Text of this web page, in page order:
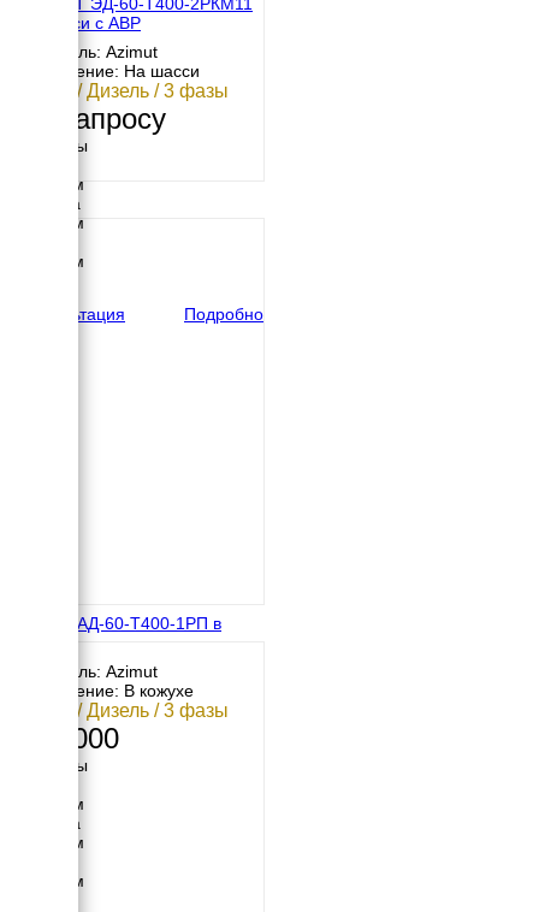
на шасси с АВР
Двигатель: Azimut
Исполнение: На шасси
60 кВт / Дизель / 3 фазы
По запросу
Размеры
4220 мм
Ширина
1940 мм
2745 мм
Консультация
Подробно
Азимут АД-60-Т400-1РП в
Двигатель: Azimut
Исполнение: В кожухе
60 кВт / Дизель / 3 фазы
643 000
Размеры
2600 мм
Ширина
1050 мм
1450 мм